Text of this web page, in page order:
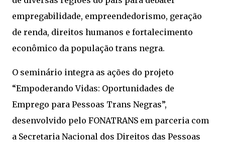
empregabilidade, empreendedorismo, geração
de renda, direitos humanos e fortalecimento
econômico da população trans negra.
O seminário integra as ações do projeto
“Empoderando Vidas: Oportunidades de
Emprego para Pessoas Trans Negras”,
desenvolvido pelo FONATRANS em parceria com
a Secretaria Nacional dos Direitos das Pessoas